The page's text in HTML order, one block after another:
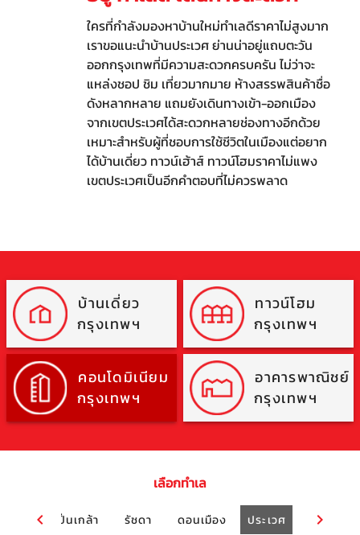
ใครที่กำลังมองหาบ้านใหม่ทำเลดีราคาไม่สูงมาก
เราขอแนะนำบ้านประเวศ ย่านน่าอยู่แถบตะวัน
ออกกรุงเทพที่มีความสะดวกครบครัน ไม่ว่าจะ
แหล่งชอป ชิม เที่ยวมากมาย ห้างสรรพสินค้าชื่อ
ดังหลากหลาย แถมยังเดินทางเข้า-ออกเมือง
จากเขตประเวศได้สะดวกหลายช่องทางอีกด้วย
เหมาะสำหรับผู้ที่ชอบการใช้ชีวิตในเมืองแต่อยาก
ได้บ้านเดี่ยว ทาวน์เฮ้าส์ ทาวน์โฮมราคาไม่แพง
เขตประเวศเป็นอีกคำตอบที่ไม่ควรพลาด
บ้านเดี่ยว
กรุงเทพฯ
ทาวน์โฮม
กรุงเทพฯ
คอนโดมิเนียม
กรุงเทพฯ
อาคารพาณิชย์
กรุงเทพฯ
เลือกทำเล
ราม 3 ปิ่นเกล้า รัชดา ดอนเมือง ประเวศ